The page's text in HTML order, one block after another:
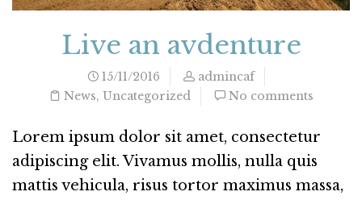
Live an avdenture
15/11/2016
admincaf
News, Uncategorized No comments
Lorem ipsum dolor sit amet, consectetur
adipiscing elit. Vivamus mollis, nulla quis
mattis vehicula, risus tortor maximus massa,